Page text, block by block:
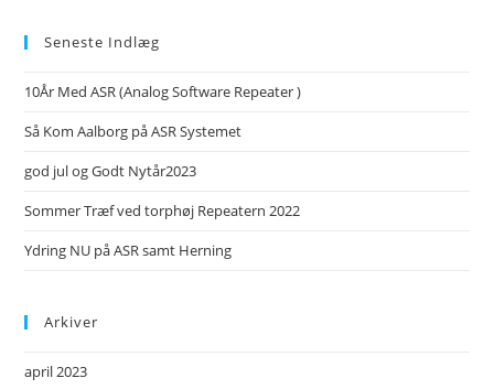
Seneste Indlæg
10År Med ASR (Analog Software Repeater )
Så Kom Aalborg på ASR Systemet
god jul og Godt Nytår2023
Sommer Træf ved torphøj Repeatern 2022
Ydring NU på ASR samt Herning
Arkiver
april 2023